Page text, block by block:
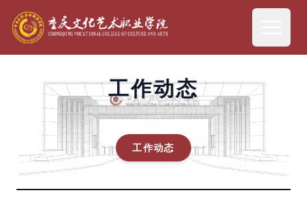
工作动态
工作动态